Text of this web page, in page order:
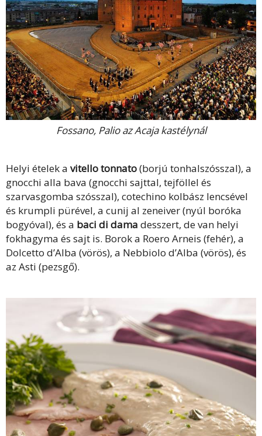
Fossano, Palio az Acaja kastélynál
Helyi ételek a vitello tonnato(borjú tonhalszósszal), a
gnocchi alla bava (gnocchi sajttal, tejföllel és
szarvasgomba szósszal), cotechino kolbász lencsével
és krumpli pürével, a cunij al zeneiver (nyúl boróka
bogyóval), és a baci di dama desszert, de van helyi
fokhagyma és sajt is. Borok a Roero Arneis (fehér), a
Dolcetto d’Alba (vörös), a Nebbiolo d’Alba (vörös), és
az Asti (pezsgő).